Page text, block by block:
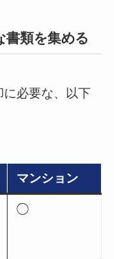
書類を集める
必要な、以下
マンション
◯